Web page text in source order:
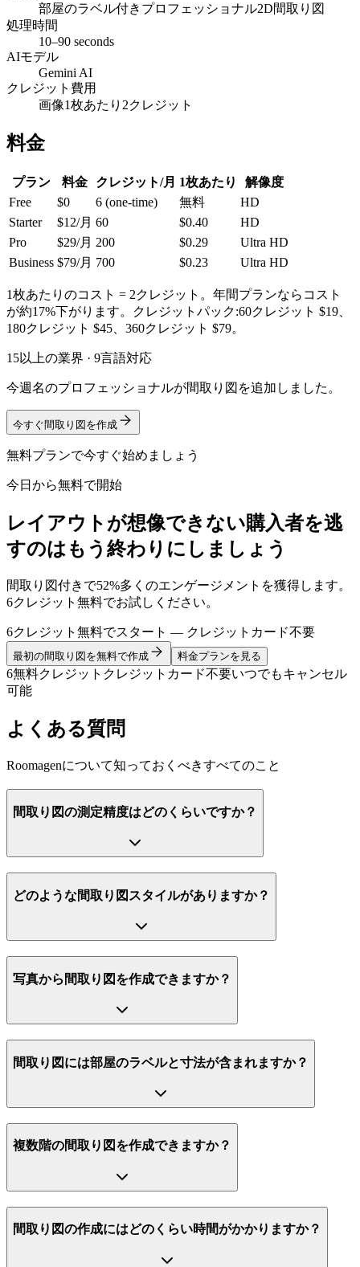
部屋のラベル付きプロフェッショナル2D間取り図
処理時間
10–90 seconds
AIモデル
Gemini AI
クレジット費用
画像1枚あたり2クレジット
料金
プラン 料金 クレジット/月 1枚あたり
解像度
Free
$0 6 (one-time) 無料
HD
Starter
$12/月 60 $0.40
HD
Pro
$29/月 200 $0.29
Ultra HD
Business $79/月 700 $0.23 Ultra HD
1枚あたりのコスト = 2クレジット。年間プランならコスト
が約17%下がります。クレジットパック:60クレジット $19、
180クレジット $45、360クレジット $79。
15以上の業界 · 9言語対応
今週名のプロフェッショナルが間取り図を追加しました。
今すぐ間取り図を作成
無料プランで今すぐ始めましょう
今日から無料で開始
レイアウトが想像できない購入者を逃
すのはもう終わりにしましょう
間取り図付きで52%多くのエンゲージメントを獲得します。
6クレジット無料でお試しください。
6クレジット無料でスタート — クレジットカード不要
最初の間取り図を無料で作成 料金プランを見る
6無料クレジット クレジットカード不要いつでもキャンセル
可能
よくある質問
Roomagenについて知っておくべきすべてのこと
間取り図の測定精度はどのくらいですか？
どのような間取り図スタイルがありますか？
写真から間取り図を作成できますか？
間取り図には部屋のラベルと寸法が含まれますか？
複数階の間取り図を作成できますか？
間取り図の作成にはどのくらい時間がかかりますか？